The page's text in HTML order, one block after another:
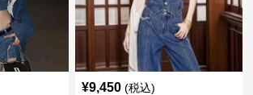
¥9,450 (税込)